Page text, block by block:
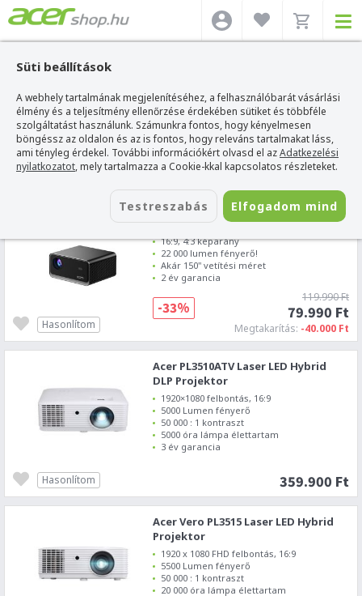
Süti beállítások
A webhely tartalmának megjelenítéséhez, a felhasználóbarát vásárlási
élmény és a teljesítmény ellenőrzése érdekében sütiket és többféle
szolgáltatást használunk. Számunkra fontos, hogy kényelmesen
böngéssz az oldalon és az is fontos, hogy releváns tartalmakat láss,
ami tényleg érdekel. További információkért olvasd el azAdatkezelési
nyilatkozatot, mely tartalmazza a Cookie-kkal kapcsolatos részleteket.
Testreszabás Elfogadom mind
SZŰRÉS
Acer webshop >Acer Aspire One D257
4 5 6 7 8
Havit PJ223 Plus Smart Projektor
16:9, 4:3 képarány
22 000 lumen fényerő!
Akár 150" vetítési méret
2 év garancia
119.990 Ft
79.990 Ft
Megtakarítás: -40.000 Ft
-33%
Hasonlítom
Acer PL3510ATV Laser LED Hybrid
DLP Projektor
1920×1080 felbontás, 16:9
5000 Lumen fényerő
50 000 : 1 kontraszt
5000 óra lámpa élettartam
3 év garancia
359.900 Ft
Hasonlítom
Acer Vero PL3515 Laser LED Hybrid
Projektor
1920 x 1080 FHD felbontás, 16:9
5500 Lumen fényerő
50 000 : 1 kontraszt
20 000 óra lámpa élettartam